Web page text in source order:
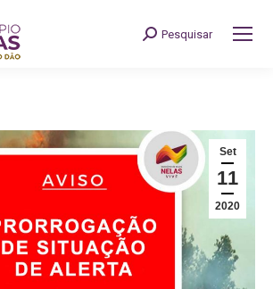
Search:
Pesquisar
Set
11
2020